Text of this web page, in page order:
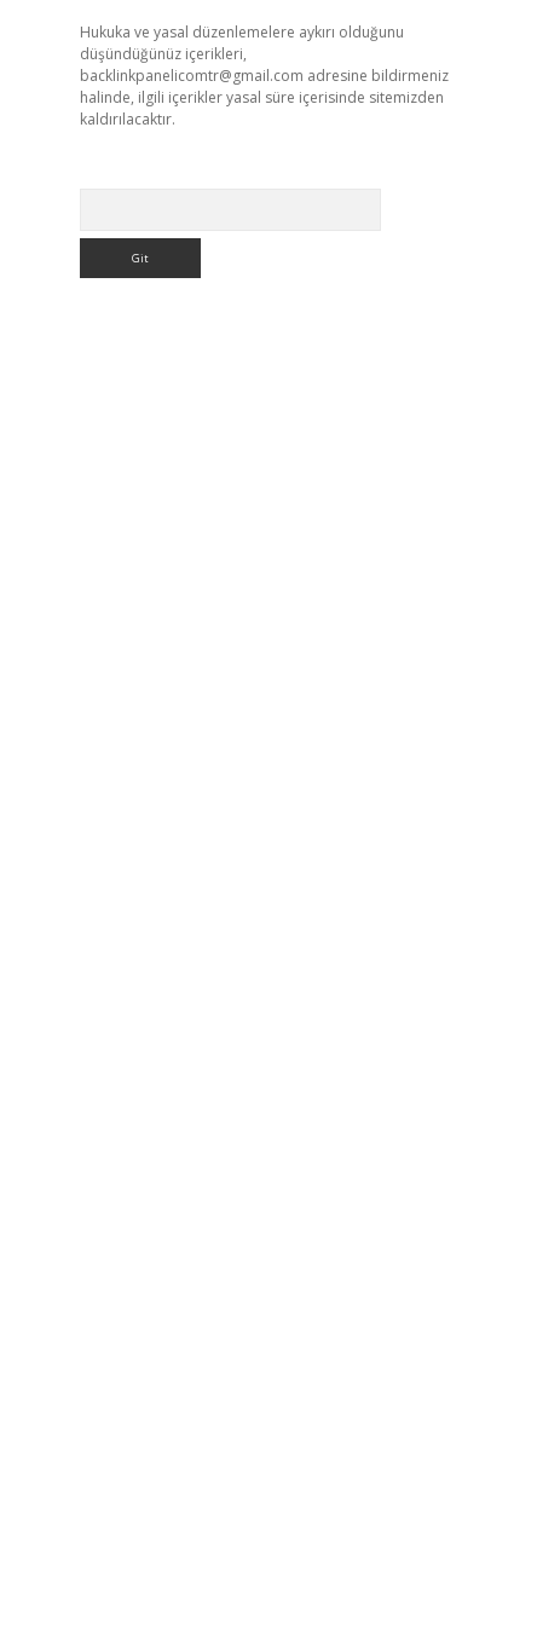
Hukuka ve yasal düzenlemelere aykırı olduğunu
düşündüğünüz içerikleri,
backlinkpanelicomtr@gmail.com adresine bildirmeniz
halinde, ilgili içerikler yasal süre içerisinde sitemizden
kaldırılacaktır.